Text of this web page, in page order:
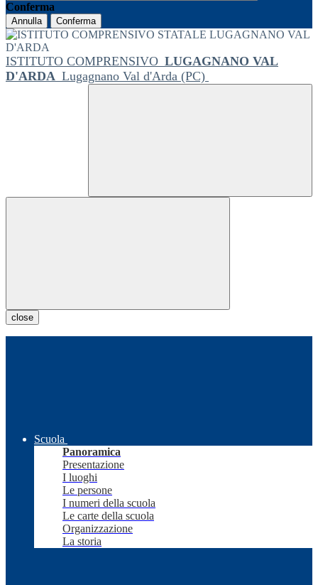
Conferma
Annulla Conferma
ISTITUTO COMPRENSIVO LUGAGNANO VAL
D'ARDA Lugagnano Val d'Arda (PC)
close
Scuola
Panoramica
Presentazione
I luoghi
Le persone
I numeri della scuola
Le carte della scuola
Organizzazione
La storia